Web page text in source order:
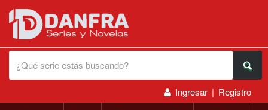
Ingresar | Registro